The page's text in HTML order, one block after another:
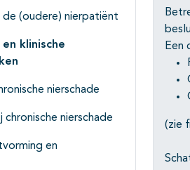
de (oudere) nierpatiënt
klinische
nierschade
nierschade
en
Een
(zie